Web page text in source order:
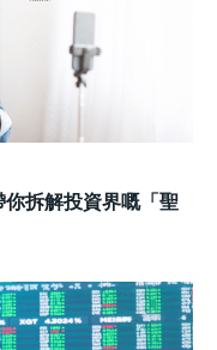
拆解投資界嘅「聖